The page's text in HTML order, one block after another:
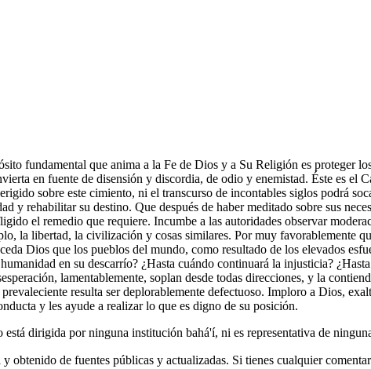
fundamental que anima a la Fe de Dios y a Su Religión es proteger
en fuente de disensión y discordia, de odio y enemistad. Éste es
sobre este cimiento, ni el transcurso de incontables siglos podrá
y rehabilitar su destino. Que después de haber meditado sobre sus
el remedio que requiere. Incumbe a las autoridades observar
la libertad, la civilización y cosas similares. Por muy favorablemente
Dios que los pueblos del mundo, como resultado de los elevados
en su descarrío? ¿Hasta cuándo continuará la injusticia?
lamentablemente, soplan desde todas direcciones, y la
resulta ser deplorablemente defectuoso. Imploro a Dios,
y les ayude a realizar lo que es digno de su posición.
dirigida por ninguna institución bahá'í, ni es representativa de
obtenido de fuentes públicas y actualizadas. Si tienes cualquier